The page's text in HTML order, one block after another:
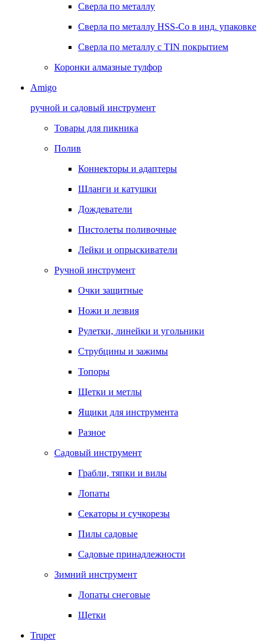
Сверла по металлу
Сверла по металлу HSS-Co в инд. упаковке
Сверла по металлу с TIN покрытием
Коронки алмазные тулфор
Amigo
ручной и садовый инструмент
Товары для пикника
Полив
Коннекторы и адаптеры
Шланги и катушки
Дождеватели
Пистолеты поливочные
Лейки и опрыскиватели
Ручной инструмент
Очки защитные
Ножи и лезвия
Рулетки, линейки и угольники
Струбцины и зажимы
Топоры
Щетки и метлы
Ящики для инструмента
Разное
Садовый инструмент
Грабли, тяпки и вилы
Лопаты
Секаторы и сучкорезы
Пилы садовые
Садовые принадлежности
Зимний инструмент
Лопаты снеговые
Щетки
Truper